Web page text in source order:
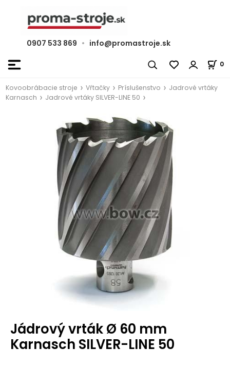
0907 533 869 • info@promastroje.sk
0
Kovoobrábacie stroje Vŕtačky Príslušenstvo
Jadrové vrtáky
Karnasch
Jadrové vrtáky SILVER-LINE 50
Jádrový vrták Ø 60 mm
Karnasch SILVER-LINE 50